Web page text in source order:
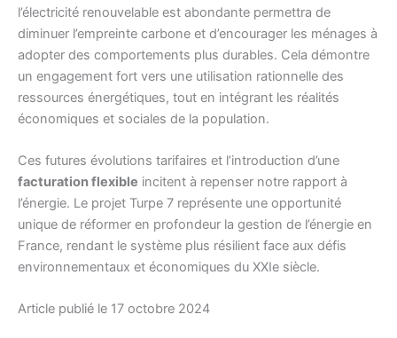
l’électricité renouvelable est abondante permettra de
diminuer l’empreinte carbone et d’encourager les ménages à
adopter des comportements plus durables. Cela démontre
un engagement fort vers une utilisation rationnelle des
ressources énergétiques, tout en intégrant les réalités
économiques et sociales de la population.
Ces futures évolutions tarifaires et l’introduction d’une
facturation flexible incitent à repenser notre rapport à
l’énergie. Le projet Turpe 7 représente une opportunité
unique de réformer en profondeur la gestion de l’énergie en
France, rendant le système plus résilient face aux défis
environnementaux et économiques du XXIe siècle.
Article publié le 17 octobre 2024